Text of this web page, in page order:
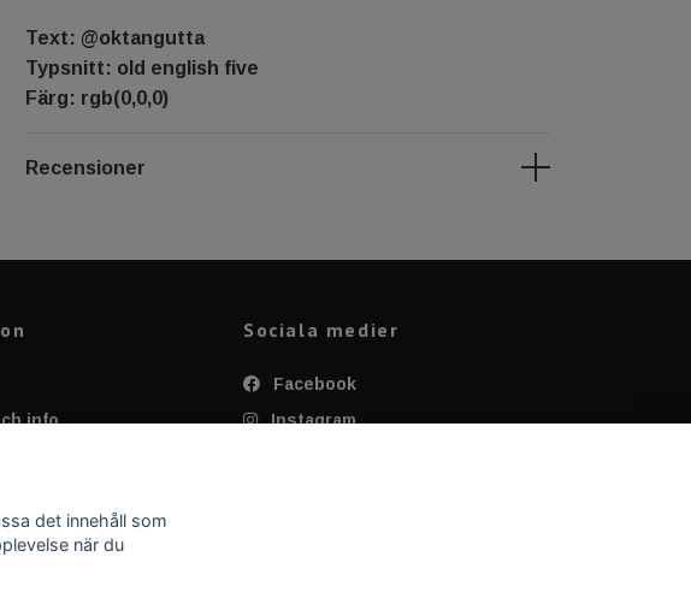
Text: @oktangutta
Typsnitt: old english five
Färg: rgb(0,0,0)
Recensioner
info
Dekal
Sociala medier
Facebook
Instagram
det innehåll som
när du